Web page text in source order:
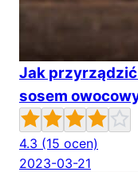
Jak
sosem
4.3 (15 ocen)
2023-03-21